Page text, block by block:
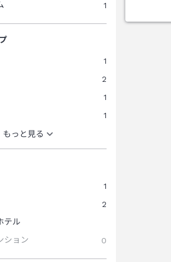
1
1
2
1
1
もっと見る
1
2
テル
ション
0